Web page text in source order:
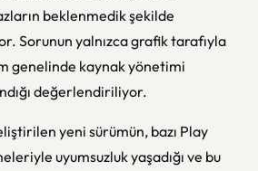
beklenmedik şekilde
Sorunun yalnızca grafik tarafıyla
genelinde kaynak yönetimi
değerlendiriliyor.
yeni sürümün, bazı Play
uyumsuzluk yaşadığı ve bu